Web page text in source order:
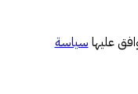
عليها سياسة